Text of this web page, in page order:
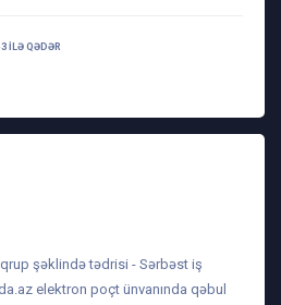
ILƏ QƏDƏR
şəklində tədrisi - Sərbəst iş
elektron poçt ünvanında qəbul